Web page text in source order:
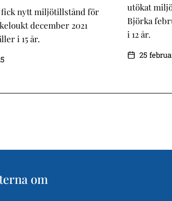
fick nytt miljötillstånd för
december 2021
i 15 år.
utökat
Björka
i 12 år.
25
om